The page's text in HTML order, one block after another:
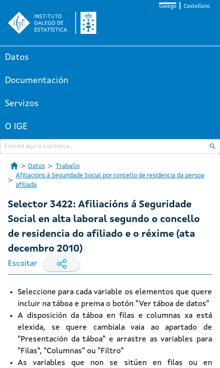
Galego Castellano
Datos
Documentación
Servizos
O IGE
Datos
Traballo
Afiliacións á Seguridade Social por concello de residencia da persoa
afiliada
Selector 3422: Afiliacións á Seguridade
Social en alta laboral segundo o concello
de residencia do afiliado e o réxime (ata
decembro 2010)
Escoitar
Seleccione para cada variable os elementos que quere
incluir na táboa e prema o botón "Ver táboa de datos"
A disposición da táboa en filas e columnas xa está
elexida, se quere cambiala vaia ao apartado de
"Presentación da táboa" e arrastre as variables para
"Filas", "Columnas" ou "Filtro"
As variables que non se sitúen en filas ou en